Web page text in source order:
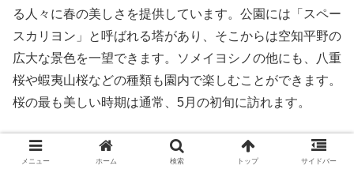
る人々に春の美しさを提供しています。公園には「スペー
スカリヨン」と呼ばれる塔があり、そこからは空知平野の
広大な景色を一望できます。ソメイヨシノの他にも、八重
桜や蝦夷山桜などの種類も園内で楽しむことができます。
桜の最も美しい時期は通常、5月の初旬に訪れます。
美唄市東明公園の桜の詳細情報
メニュー ホーム 検索 トップ サイドバー